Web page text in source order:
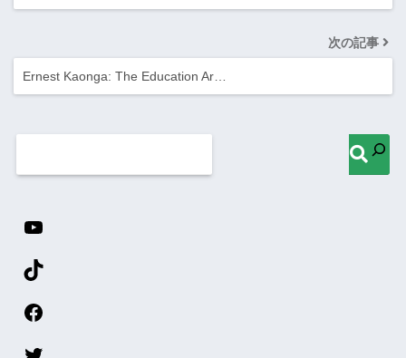
次の記事
Ernest Kaonga: The Education Ar…